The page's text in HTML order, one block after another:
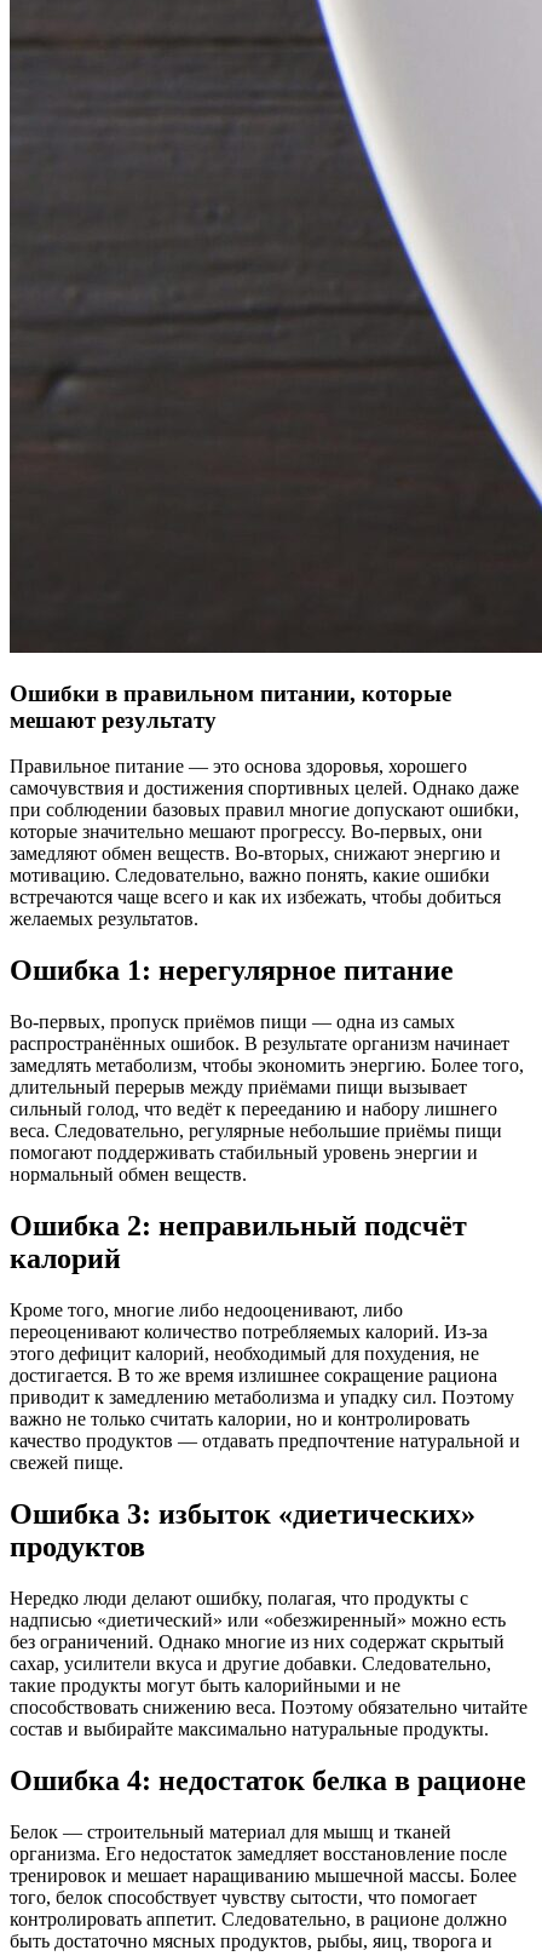
Ошибки в правильном питании, которые
мешают результату
Правильное питание — это основа здоровья, хорошего
самочувствия и достижения спортивных целей. Однако даже
при соблюдении базовых правил многие допускают ошибки,
которые значительно мешают прогрессу. Во-первых, они
замедляют обмен веществ. Во-вторых, снижают энергию и
мотивацию. Следовательно, важно понять, какие ошибки
встречаются чаще всего и как их избежать, чтобы добиться
желаемых результатов.
Ошибка 1: нерегулярное питание
Во-первых, пропуск приёмов пищи — одна из самых
распространённых ошибок. В результате организм начинает
замедлять метаболизм, чтобы экономить энергию. Более того,
длительный перерыв между приёмами пищи вызывает
сильный голод, что ведёт к перееданию и набору лишнего
веса. Следовательно, регулярные небольшие приёмы пищи
помогают поддерживать стабильный уровень энергии и
нормальный обмен веществ.
Ошибка 2: неправильный подсчёт
калорий
Кроме того, многие либо недооценивают, либо
переоценивают количество потребляемых калорий. Из-за
этого дефицит калорий, необходимый для похудения, не
достигается. В то же время излишнее сокращение рациона
приводит к замедлению метаболизма и упадку сил. Поэтому
важно не только считать калории, но и контролировать
качество продуктов — отдавать предпочтение натуральной и
свежей пище.
Ошибка 3: избыток «диетических»
продуктов
Нередко люди делают ошибку, полагая, что продукты с
надписью «диетический» или «обезжиренный» можно есть
без ограничений. Однако многие из них содержат скрытый
сахар, усилители вкуса и другие добавки. Следовательно,
такие продукты могут быть калорийными и не
способствовать снижению веса. Поэтому обязательно читайте
состав и выбирайте максимально натуральные продукты.
Ошибка 4: недостаток белка в рационе
Белок — строительный материал для мышц и тканей
организма. Его недостаток замедляет восстановление после
тренировок и мешает наращиванию мышечной массы. Более
того, белок способствует чувству сытости, что помогает
контролировать аппетит. Следовательно, в рационе должно
быть достаточно мясных продуктов, рыбы, яиц, творога и